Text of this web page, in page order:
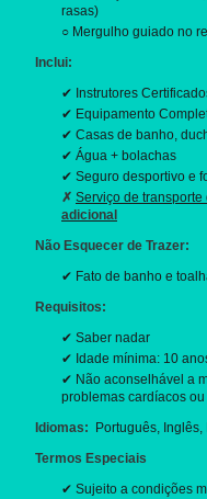
rasas)
○ Mergulho guiado no
Inclui:
✔ Instrutores
✔ Equipamento
✔ Casas de banho,
✔ Água + bolachas
✔ Seguro desportivo e
✗ Serviço de
adicional
Não Esquecer de Trazer:
✔ Fato de banho e
Requisitos:
✔ Saber nadar
✔ Idade mínima: 10
✔ Não aconselhável a
problemas cardíacos
Idiomas: Português,
Termos Especiais
✔ Sujeito a condições